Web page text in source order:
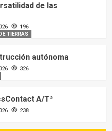
de las
196
TIERRAS
autónoma
326
A/T²
238